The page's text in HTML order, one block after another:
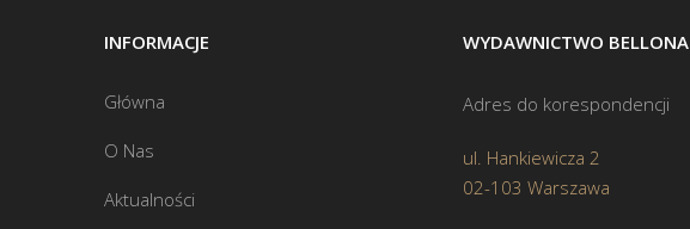
INFORMACJE
Główna
O Nas
Aktualności
WYDAWNICTWO BELLONA
Adres do korespondencji
ul. Hankiewicza 2
02-103 Warszawa